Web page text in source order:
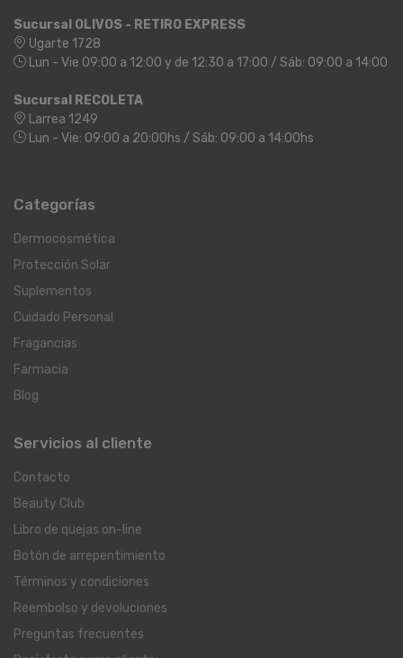
Sucursal OLIVOS - RETIRO EXPRESS
Ugarte 1728
Lun - Vie 09:00 a 12:00 y de 12:30 a 17:00 / Sáb: 09:00 a 14:00
Sucursal RECOLETA
Larrea 1249
Lun - Vie: 09:00 a 20:00hs / Sáb: 09:00 a 14:00hs
Categorías
Dermocosmética
Protección Solar
Suplementos
Cuidado Personal
Fragancias
Farmacia
Blog
Servicios al cliente
Contacto
Beauty Club
Libro de quejas on-line
Botón de arrepentimiento
Términos y condiciones
Reembolso y devoluciones
Preguntas frecuentes